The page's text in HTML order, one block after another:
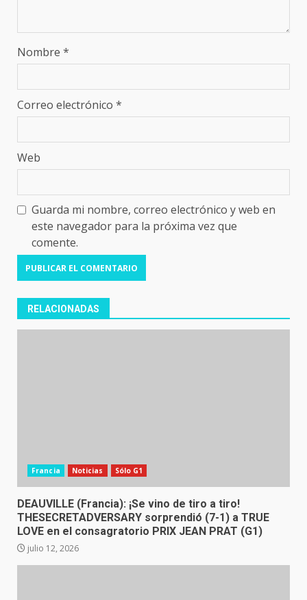
Nombre *
Correo electrónico *
Web
Guarda mi nombre, correo electrónico y web en
este navegador para la próxima vez que
comente.
RELACIONADAS
Francia Noticias Sólo G1
DEAUVILLE (Francia): ¡Se vino de tiro a tiro!
THESECRETADVERSARY sorprendió (7-1) a TRUE
LOVE en el consagratorio PRIX JEAN PRAT (G1)
julio 12, 2026